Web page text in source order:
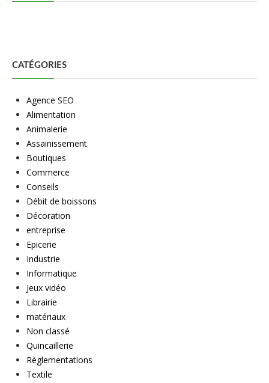
CATÉGORIES
Agence SEO
Alimentation
Animalerie
Assainissement
Boutiques
Commerce
Conseils
Débit de boissons
Décoration
entreprise
Epicerie
Industrie
Informatique
Jeux vidéo
Librairie
matériaux
Non classé
Quincaillerie
Règlementations
Textile